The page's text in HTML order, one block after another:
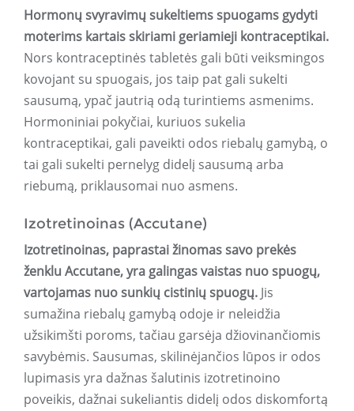
Hormonų svyravimų sukeltiems spuogams gydyti
moterims kartais skiriami geriamieji kontraceptikai.
Nors kontraceptinės tabletės gali būti veiksmingos
kovojant su spuogais, jos taip pat gali sukelti
sausumą, ypač jautrią odą turintiems asmenims.
Hormoniniai pokyčiai, kuriuos sukelia
kontraceptikai, gali paveikti odos riebalų gamybą, o
tai gali sukelti pernelyg didelį sausumą arba
riebumą, priklausomai nuo asmens.
Izotretinoinas (Accutane)
Izotretinoinas, paprastai žinomas savo prekės
ženklu Accutane, yra galingas vaistas nuo spuogų,
vartojamas nuo sunkių cistinių spuogų. Jis
sumažina riebalų gamybą odoje ir neleidžia
užsikimšti poroms, tačiau garsėja džiovinančiomis
savybėmis. Sausumas, skilinėjančios lūpos ir odos
lupimasis yra dažnas šalutinis izotretinoino
poveikis, dažnai sukeliantis didelį odos diskomfortą